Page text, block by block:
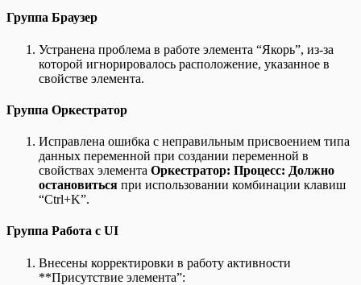
Группа Браузер
Устранена проблема в работе элемента “Якорь”, из-за
которой игнорировалось расположение, указанное в
свойстве элемента.
Группа Оркестратор
Исправлена ошибка с неправильным присвоением типа
данных переменной при создании переменной в
свойствах элемента Оркестратор: Процесс: Должно
остановиться при использовании комбинации клавиш
“Ctrl+K”.
Группа Работа с UI
Внесены корректировки в работу активности
**Присутствие элемента”: